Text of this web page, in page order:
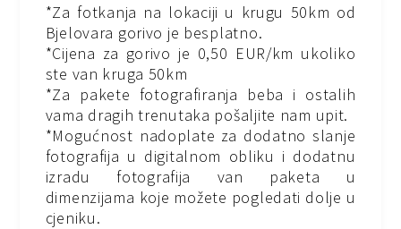
*Za fotkanja na lokaciji u krugu 50km od
Bjelovara gorivo je besplatno.
*Cijena za gorivo je 0,50 EUR/km ukoliko
ste van kruga 50km
*Za pakete fotografiranja beba i ostalih
vama dragih trenutaka pošaljite nam upit.
*Mogućnost nadoplate za dodatno slanje
fotografija u digitalnom obliku i dodatnu
izradu fotografija van paketa u
dimenzijama koje možete pogledati dolje u
cjeniku.